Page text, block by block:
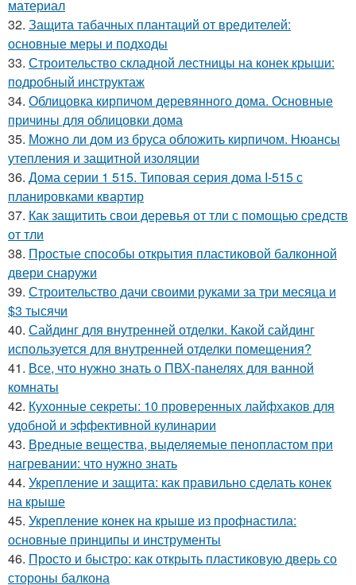
материал
32. Защита табачных плантаций от вредителей:
основные меры и подходы
33. Строительство складной лестницы на конек крыши:
подробный инструктаж
34. Облицовка кирпичом деревянного дома. Основные
причины для облицовки дома
35. Можно ли дом из бруса обложить кирпичом. Нюансы
утепления и защитной изоляции
36. Дома серии 1 515. Типовая серия дома I-515 с
планировками квартир
37. Как защитить свои деревья от тли с помощью средств
от тли
38. Простые способы открытия пластиковой балконной
двери снаружи
39. Строительство дачи своими руками за три месяца и
$3 тысячи
40. Сайдинг для внутренней отделки. Какой сайдинг
используется для внутренней отделки помещения?
41. Все, что нужно знать о ПВХ-панелях для ванной
комнаты
42. Кухонные секреты: 10 проверенных лайфхаков для
удобной и эффективной кулинарии
43. Вредные вещества, выделяемые пенопластом при
нагревании: что нужно знать
44. Укрепление и защита: как правильно сделать конек
на крыше
45. Укрепление конек на крыше из профнастила:
основные принципы и инструменты
46. Просто и быстро: как открыть пластиковую дверь со
стороны балкона